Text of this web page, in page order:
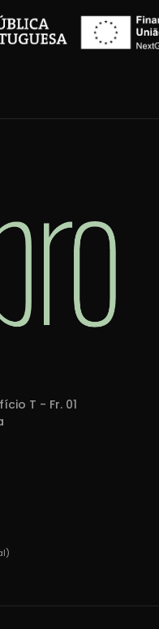
T - Fr. 01